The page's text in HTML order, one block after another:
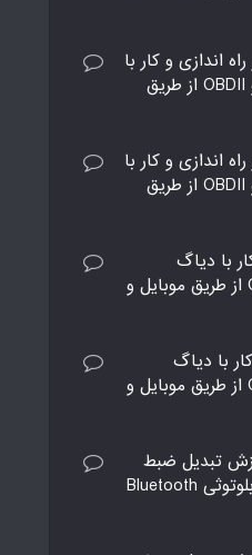
راه اندازی و کار با
دیاگ ELM327 خودرو OBDII از طریق
راه اندازی و کار با
دیاگ ELM327 خودرو OBDII از طریق
با دیاگ
ELM327 خودرو OBDII از طریق موبایل و
با دیاگ
ELM327 خودرو OBDII از طریق موبایل و
تبدیل ضبط
صوت قدیمی به مدل بلوتوثی Bluetooth